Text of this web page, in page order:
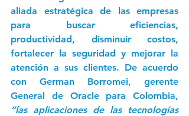
aliada estratégica de las empresas
para buscar eficiencias,
productividad, disminuir costos,
fortalecer la seguridad y mejorar la
atención a sus clientes. De acuerdo
con German Borromei, gerente
General de Oracle para Colombia,
“las aplicaciones de las tecnologías